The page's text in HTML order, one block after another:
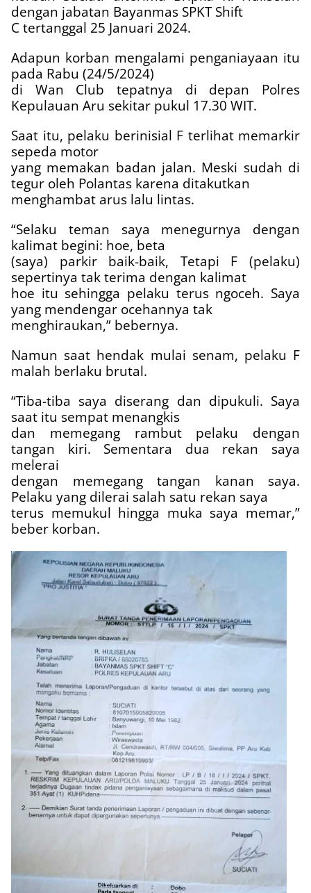
dengan jabatan Bayanmas SPKT Shift
C tertanggal 25 Januari 2024.
Adapun korban mengalami penganiayaan itu
pada Rabu (24/5/2024)
di Wan Club tepatnya di depan Polres
Kepulauan Aru sekitar pukul 17.30 WIT.
Saat itu, pelaku berinisial F terlihat memarkir
sepeda motor
yang memakan badan jalan. Meski sudah di
tegur oleh Polantas karena ditakutkan
menghambat arus lalu lintas.
“Selaku teman saya menegurnya dengan
kalimat begini: hoe, beta
(saya) parkir baik-baik, Tetapi F (pelaku)
sepertinya tak terima dengan kalimat
hoe itu sehingga pelaku terus ngoceh. Saya
yang mendengar ocehannya tak
menghiraukan,” bebernya.
Namun saat hendak mulai senam, pelaku F
malah berlaku brutal.
“Tiba-tiba saya diserang dan dipukuli. Saya
saat itu sempat menangkis
dan memegang rambut pelaku dengan
tangan kiri. Sementara dua rekan saya
melerai
dengan memegang tangan kanan saya.
Pelaku yang dilerai salah satu rekan saya
terus memukul hingga muka saya memar,”
beber korban.